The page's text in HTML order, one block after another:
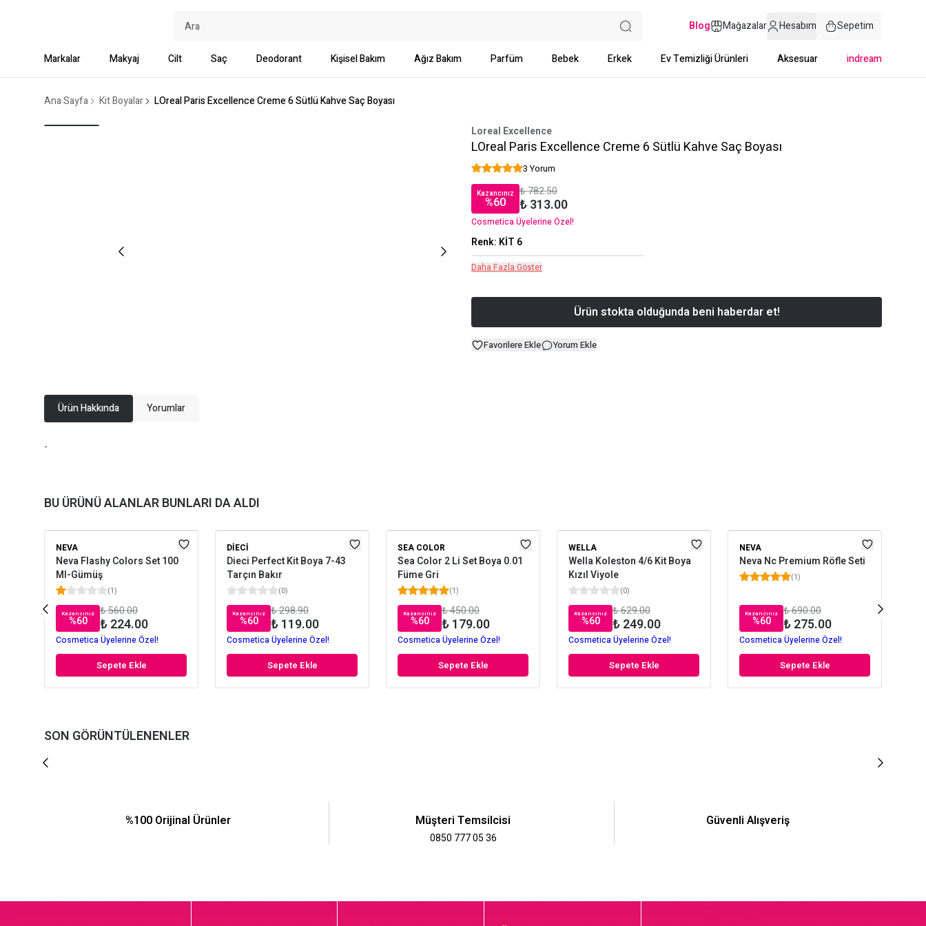
Blog Mağazalar Hesabım Sepetim
Markalar Makyaj Cilt Saç Deodorant Kişisel Bakım Ağız Bakım Parfüm Bebek Erkek Ev Temizliği Ürünleri Aksesuar indream
Ana Sayfa Kit Boyalar LOreal Paris Excellence Creme 6 Sütlü Kahve Saç Boyası
Loreal Excellence
LOreal Paris Excellence Creme 6 Sütlü Kahve Saç Boyası
3 Yorum
Kazancınız
%60
₺ 782.50
₺ 313.00
Cosmetica Üyelerine Özel!
Renk: KİT 6
Daha Fazla Göster
Ürün stokta olduğunda beni haberdar et!
Favorilere Ekle Yorum Ekle
Ürün Hakkında Yorumlar
-
BU ÜRÜNÜ ALANLAR BUNLARI DA ALDI
NEVA
Neva Flashy Colors Set 100
Ml-Gümüş
(1)
Kazancınız
%60
₺ 560.00
₺ 224.00
Cosmetica Üyelerine Özel!
Sepete Ekle
DIECI
Dieci Perfect Kit Boya 7-43
Tarçın Bakır
(0)
Kazancınız
%60
₺ 298.90
₺ 119.00
Cosmetica Üyelerine Özel!
Sepete Ekle
SEA COLOR
Sea Color 2 Li Set Boya 0.01
Füme Gri
(1)
Kazancınız
%60
₺ 450.00
₺ 179.00
Cosmetica Üyelerine Özel!
Sepete Ekle
WELLA
Wella Koleston 4/6 Kit Boya
Kızıl Viyole
(0)
Kazancınız
%60
₺ 629.00
₺ 249.00
Cosmetica Üyelerine Özel!
Sepete Ekle
NEVA
Neva Nc Premium Röfle Seti
(1)
Kazancınız
%60
₺ 690.00
₺ 275.00
Cosmetica Üyelerine Özel!
Sepete Ekle
SON GÖRÜNTÜLENENLER
%100 Orijinal Ürünler Müşteri Temsilcisi
0850 777 05 36
Güvenli Alışveriş